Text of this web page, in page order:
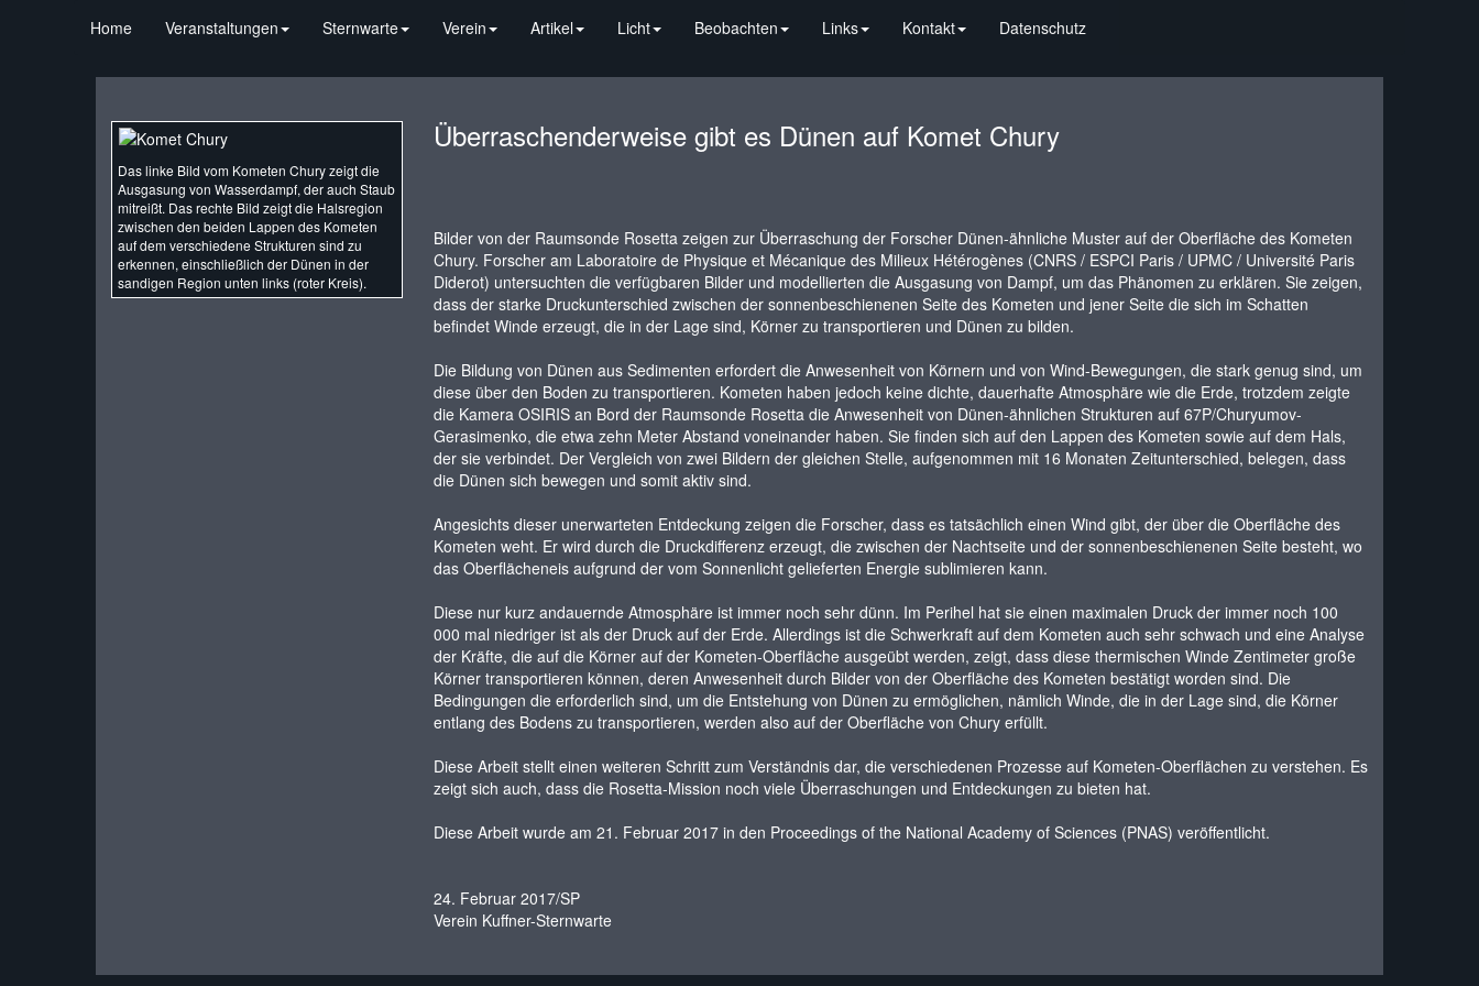
Home Veranstaltungen Sternwarte Verein Artikel Licht Beobachten Links Kontakt Datenschutz
Das linke Bild vom Kometen Chury zeigt die
Ausgasung von Wasserdampf, der auch Staub
mitreißt. Das rechte Bild zeigt die Halsregion
zwischen den beiden Lappen des Kometen
auf dem verschiedene Strukturen sind zu
erkennen, einschließlich der Dünen in der
sandigen Region unten links (roter Kreis).
Überraschenderweise gibt es Dünen auf Komet Chury
Bilder von der Raumsonde Rosetta zeigen zur Überraschung der Forscher Dünen-ähnliche Muster auf der Oberfläche des Kometen
Chury. Forscher am Laboratoire de Physique et Mécanique des Milieux Hétérogènes (CNRS / ESPCI Paris / UPMC / Université Paris
Diderot) untersuchten die verfügbaren Bilder und modellierten die Ausgasung von Dampf, um das Phänomen zu erklären. Sie zeigen,
dass der starke Druckunterschied zwischen der sonnenbeschienenen Seite des Kometen und jener Seite die sich im Schatten
befindet Winde erzeugt, die in der Lage sind, Körner zu transportieren und Dünen zu bilden.
Die Bildung von Dünen aus Sedimenten erfordert die Anwesenheit von Körnern und von Wind-Bewegungen, die stark genug sind, um
diese über den Boden zu transportieren. Kometen haben jedoch keine dichte, dauerhafte Atmosphäre wie die Erde, trotzdem zeigte
die Kamera OSIRIS an Bord der Raumsonde Rosetta die Anwesenheit von Dünen-ähnlichen Strukturen auf 67P/Churyumov-
Gerasimenko, die etwa zehn Meter Abstand voneinander haben. Sie finden sich auf den Lappen des Kometen sowie auf dem Hals,
der sie verbindet. Der Vergleich von zwei Bildern der gleichen Stelle, aufgenommen mit 16 Monaten Zeitunterschied, belegen, dass
die Dünen sich bewegen und somit aktiv sind.
Angesichts dieser unerwarteten Entdeckung zeigen die Forscher, dass es tatsächlich einen Wind gibt, der über die Oberfläche des
Kometen weht. Er wird durch die Druckdifferenz erzeugt, die zwischen der Nachtseite und der sonnenbeschienenen Seite besteht, wo
das Oberflächeneis aufgrund der vom Sonnenlicht gelieferten Energie sublimieren kann.
Diese nur kurz andauernde Atmosphäre ist immer noch sehr dünn. Im Perihel hat sie einen maximalen Druck der immer noch 100
000 mal niedriger ist als der Druck auf der Erde. Allerdings ist die Schwerkraft auf dem Kometen auch sehr schwach und eine Analyse
der Kräfte, die auf die Körner auf der Kometen-Oberfläche ausgeübt werden, zeigt, dass diese thermischen Winde Zentimeter große
Körner transportieren können, deren Anwesenheit durch Bilder von der Oberfläche des Kometen bestätigt worden sind. Die
Bedingungen die erforderlich sind, um die Entstehung von Dünen zu ermöglichen, nämlich Winde, die in der Lage sind, die Körner
entlang des Bodens zu transportieren, werden also auf der Oberfläche von Chury erfüllt.
Diese Arbeit stellt einen weiteren Schritt zum Verständnis dar, die verschiedenen Prozesse auf Kometen-Oberflächen zu verstehen. Es
zeigt sich auch, dass die Rosetta-Mission noch viele Überraschungen und Entdeckungen zu bieten hat.
Diese Arbeit wurde am 21. Februar 2017 in den Proceedings of the National Academy of Sciences (PNAS) veröffentlicht.
24. Februar 2017/SP
Verein Kuffner-Sternwarte